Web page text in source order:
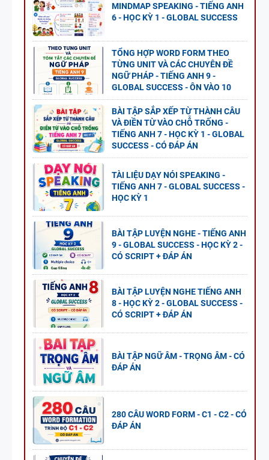
MINDMAP SPEAKING - TIẾNG ANH
6 - HỌC KỲ 1 - GLOBAL SUCCESS
TỔNG HỢP WORD FORM THEO
TỪNG UNIT VÀ CÁC CHUYÊN ĐỀ
NGỮ PHÁP - TIẾNG ANH 9 -
GLOBAL SUCCESS - ÔN VÀO 10
BÀI TẬP SẮP XẾP TỪ THÀNH CÂU
VÀ ĐIỀN TỪ VÀO CHỖ TRỐNG -
TIẾNG ANH 7 - HỌC KỲ 1 - GLOBAL
SUCCESS - CÓ ĐÁP ÁN
TÀI LIỆU DẠY NÓI SPEAKING -
TIẾNG ANH 7 - GLOBAL SUCCESS -
HỌC KỲ 1
BÀI TẬP LUYỆN NGHE - TIẾNG ANH
9 - GLOBAL SUCCESS - HỌC KỲ 2 -
CÓ SCRIPT + ĐÁP ÁN
BÀI TẬP LUYỆN NGHE TIẾNG ANH
8 - HỌC KỲ 2 - GLOBAL SUCCESS -
CÓ SCRIPT + ĐÁP ÁN
BÀI TẬP NGỮ ÂM - TRỌNG ÂM - CÓ
ĐÁP ÁN
280 CÂU WORD FORM - C1 - C2 - CÓ
ĐÁP ÁN